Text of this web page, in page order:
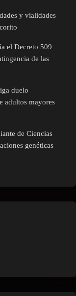
y vialidades
el Decreto 509
de las
duelo
adultos mayores
de Ciencias
genéticas